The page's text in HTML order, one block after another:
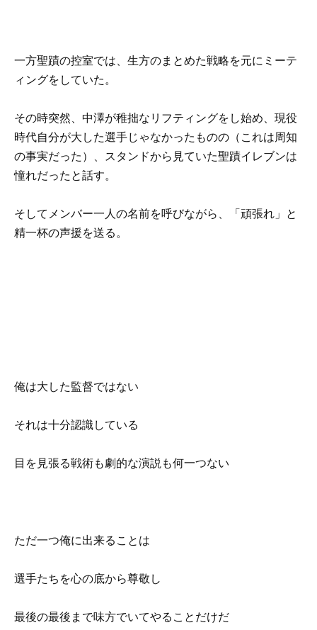
一方聖蹟の控室では、生方のまとめた戦略を元にミーテ
ィングをしていた。
その時突然、中澤が稚拙なリフティングをし始め、現役
時代自分が大した選手じゃなかったものの（これは周知
の事実だった）、スタンドから見ていた聖蹟イレブンは
憧れだったと話す。
そしてメンバー一人の名前を呼びながら、「頑張れ」と
精一杯の声援を送る。
俺は大した監督ではない
それは十分認識している
目を見張る戦術も劇的な演説も何一つない
ただ一つ俺に出来ることは
選手たちを心の底から尊敬し
最後の最後まで味方でいてやることだけだ